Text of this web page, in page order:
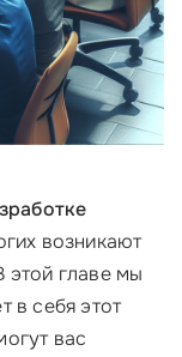
возникают
этой главе мы
в себя этот
вас